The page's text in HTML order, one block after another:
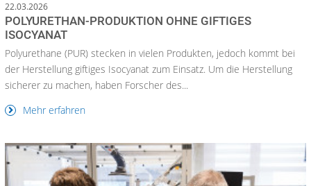
22.03.2026
POLYURETHAN-PRODUKTION OHNE GIFTIGES
ISOCYANAT
Polyurethane (PUR) stecken in vielen Produkten, jedoch kommt bei
der Herstellung giftiges Isocyanat zum Einsatz. Um die Herstellung
sicherer zu machen, haben Forscher des...
Mehr erfahren